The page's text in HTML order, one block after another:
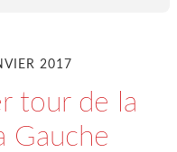
2017
tour de la
Gauche